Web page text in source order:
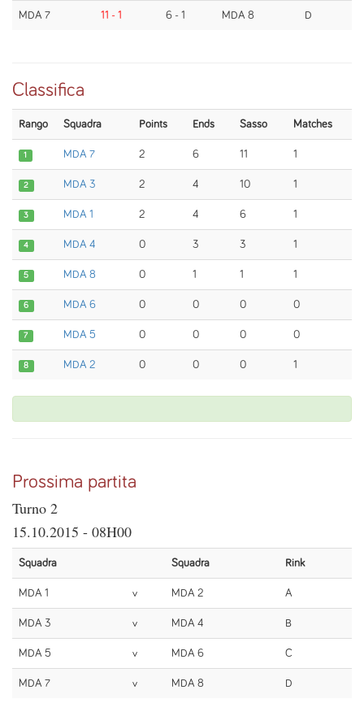
MDA 7 11 - 1 6 - 1 MDA 8 D
Classifica
Rango Squadra Points Ends Sasso Matches
1 MDA 7 2 6 11 1
2 MDA 3 2 4 10 1
3 MDA 1 2 4 6 1
4 MDA 4 0 3 3 1
5 MDA 8 0 1 1 1
6 MDA 6 0 0 0 0
7 MDA 5 0 0 0 0
8 MDA 2 0 0 0 1
Prossima partita
Turno 2
15.10.2015 - 08H00
Squadra Squadra Rink
MDA 1 v MDA 2 A
MDA 3 v MDA 4 B
MDA 5 v MDA 6 C
MDA 7 v MDA 8 D